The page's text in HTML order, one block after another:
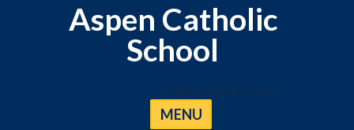
Aspen Catholic
School
Aspen Catholic School
MENU